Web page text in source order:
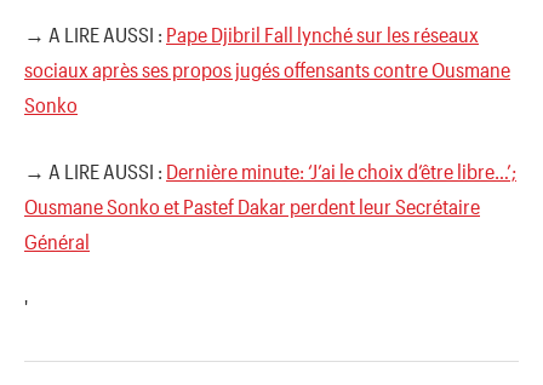
→ A LIRE AUSSI : Pape Djibril Fall lynché sur les réseaux
sociaux après ses propos jugés offensants contre Ousmane
Sonko
→ A LIRE AUSSI : Dernière minute: ‘J’ai le choix d’être libre…’;
Ousmane Sonko et Pastef Dakar perdent leur Secrétaire
Général
'